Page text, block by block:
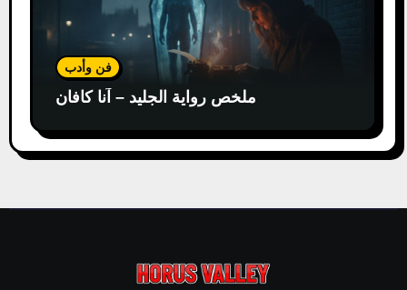
فن وأدب
ملخص رواية الجليد – آنا كافان